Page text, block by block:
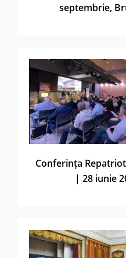
septembrie,
Conferința
| 28 iunie